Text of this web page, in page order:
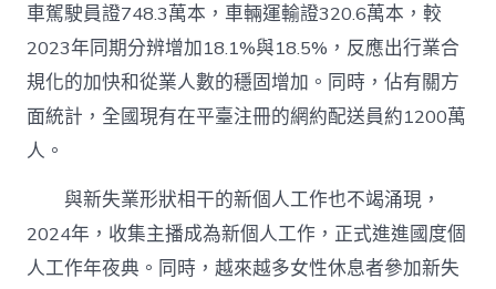
車駕駛員證748.3萬本，車輛運輸證320.6萬本，較
2023年同期分辨增加18.1%與18.5%，反應出行業合
規化的加快和從業人數的穩固增加。同時，佔有關方
面統計，全國現有在平臺注冊的網約配送員約1200萬
人。
與新失業形狀相干的新個人工作也不竭涌現，
2024年，收集主播成為新個人工作，正式進進國度個
人工作年夜典。同時，越來越多女性休息者參加新失